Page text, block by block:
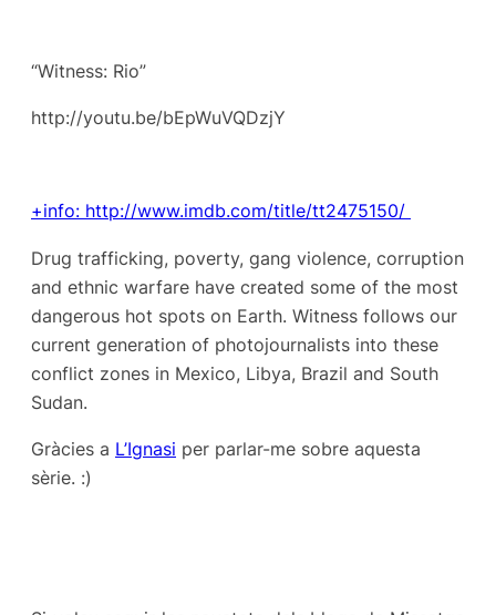
“Witness: Rio”
http://youtu.be/bEpWuVQDzjY
+info: http://www.imdb.com/title/tt2475150/
Drug trafficking, poverty, gang violence, corruption
and ethnic warfare have created some of the most
dangerous hot spots on Earth. Witness follows our
current generation of photojournalists into these
conflict zones in Mexico, Libya, Brazil and South
Sudan.
Gràcies a L’Ignasi per parlar-me sobre aquesta
sèrie. :)